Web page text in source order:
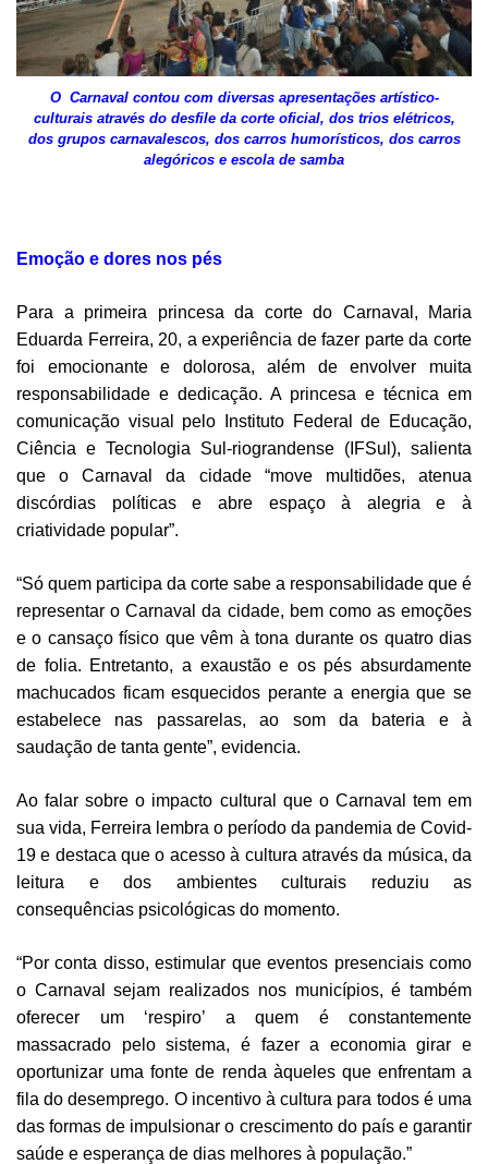
O Carnaval contou com diversas apresentações artístico-
culturais através do desfile da corte oficial, dos trios elétricos,
dos grupos carnavalescos, dos carros humorísticos, dos carros
alegóricos e escola de samba
Emoção e dores nos pés
Para a primeira princesa da corte do Carnaval, Maria
Eduarda Ferreira, 20, a experiência defazer parte da corte
foi emocionante e dolorosa, além de envolver muita
responsabilidade e dedicação. A princesa e técnica em
comunicação visual pelo Instituto Federal de Educação,
Ciência e Tecnologia Sul-riograndense (IFSul), salienta
que o Carnaval da cidade “move multidões, atenua
discórdias políticas e abre espaço à alegria e à
criatividade popular”.
“Só quem participa da corte sabe a responsabilidade que é
representar o Carnaval da cidade, bem como as emoções
e o cansaço físico que vêm à tona durante os quatro dias
de folia. Entretanto, a exaustão e os pés absurdamente
machucados ficam esquecidos perante a energia que se
estabelece nas passarelas, ao som da bateria e à
saudação de tanta gente”, evidencia.
Ao falar sobre o impacto cultural que o Carnaval tem em
sua vida, Ferreira lembra o período da pandemia de Covid-
19 e destaca que o acesso à cultura através da música, da
leitura e dos ambientes culturais reduziu as
consequências psicológicas do momento.
“Por conta disso, estimular que eventos presenciais como
o Carnaval sejam realizados nos municípios, é também
oferecer um ‘respiro’ a quem é constantemente
massacrado pelo sistema, é fazer a economia girar e
oportunizar uma fonte de renda àqueles que enfrentam a
fila do desemprego. O incentivo à cultura para todos é uma
das formas de impulsionar o crescimento do país e garantir
saúde e esperança de dias melhores à população.”